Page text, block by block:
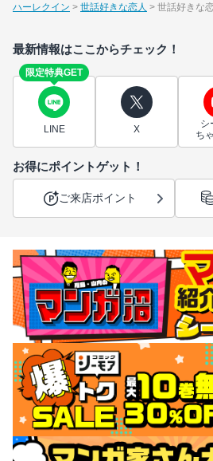
ハーレクイン
世話好きな恋人 世話好きな
最新情報はここからチェック！
限定特典GET
LINE X
シ
ち
お得にポイントゲット！
ご来店ポイント